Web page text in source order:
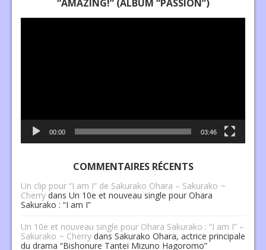
“AMAZING!” (ALBUM “PASSION”)
Lecteur
00:00 03:46
COMMENTAIRES RÉCENTS
Un clip pour “I am I” de Sakurako Ohara – Sakurako ~
Cherry dans Un 10e et nouveau single pour Ohara
Sakurako : “I am I”
Un 10e et nouveau single pour Ohara Sakurako : “I am I” –
Sakurako ~ Cherry dans Sakurako Ohara, actrice principale
du drama “Bishonure Tantei Mizuno Hagoromo”